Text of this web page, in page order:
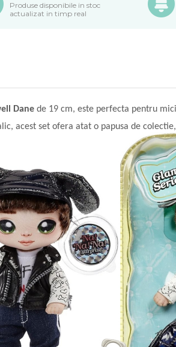
Produse disponibile in stoc
actualizat in timp real
Dane de 19 cm, este perfecta pentru
acest set ofera atat o papusa de